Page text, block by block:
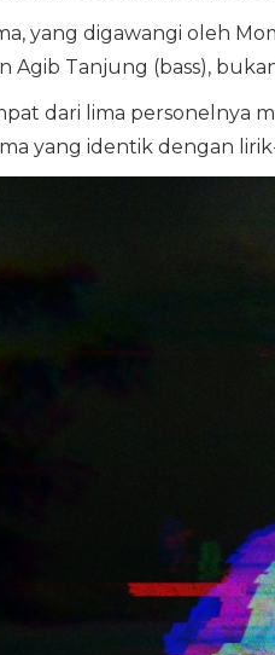
yang digawangi oleh
Agib Tanjung (bass),
dari lima personelnya
yang identik dengan